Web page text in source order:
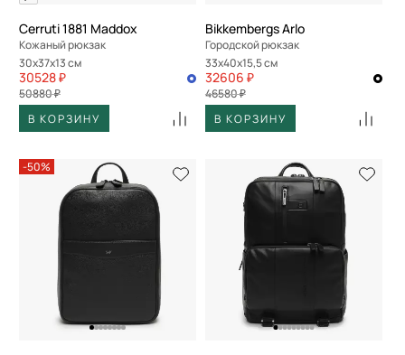
Cerruti 1881 Maddox
Кожаный рюкзак
30x37x13 см
30528 ₽
50880 ₽
В КОРЗИНУ
Bikkembergs Arlo
Городской рюкзак
33x40x15,5 см
32606 ₽
46580 ₽
В КОРЗИНУ
-50%